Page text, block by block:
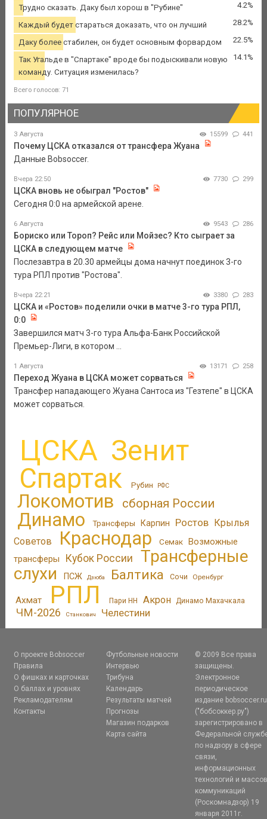
Трудно сказать. Даку был хорош в "Рубине" 4.2%
Каждый будет стараться доказать, что он лучший 28.2%
Даку более стабилен, он будет основным форвардом 22.5%
Так Угальде в "Спартаке" вроде бы подыскивали новую
команду. Ситуация изменилась?
14.1%
Всего голосов: 71
ПОПУЛЯРНОЕ
3 Августа 15599 441
Почему ЦСКА отказался от трансфера Жуана
Данные Bobsoccer.
Вчера 22:50 7730 299
ЦСКА вновь не обыграл "Ростов"
Сегодня 0:0 на армейской арене.
6 Августа 9543 286
Бориско или Тороп? Рейс или Мойзес? Кто сыграет за
ЦСКА в следующем матче
Послезавтра в 20.30 армейцы дома начнут поединок 3-го
тура РПЛ против "Ростова".
Вчера 22:21 3380 283
ЦСКА и «Ростов» поделили очки в матче 3-го тура РПЛ,
0:0
Завершился матч 3-го тура Альфа-Банк Российской
Премьер-Лиги, в котором ...
1 Августа 13171 258
Переход Жуана в ЦСКА может сорваться
Трансфер нападающего Жуана Сантоса из "Гезтепе" в ЦСКА
может сорваться.
ЦСКА Зенит
Спартак Рубин РФС
Локомотив сборная России
Динамо Трансферы Карпин Ростов Крылья
Советов
Краснодар Семак Возможные
трансферы
Кубок России
Трансферные
слухи
ПСЖ Дзюба Балтика Сочи Оренбург
Ахмат РПЛ Пари НН Акрон Динамо Махачкала
ЧМ-2026 Станкович Челестини
О проекте Bobsoccer
Правила
О фишках и карточках
О баллах и уровнях
Рекламодателям
Контакты
Футбольные новости
Интервью
Трибуна
Календарь
Результаты матчей
Прогнозы
Магазин подарков
Карта сайта
© 2009 Все права
защищены.
Электронное
периодическое
издание bobsoccer.ru
("бобсоккер.ру")
зарегистрировано в
Федеральной
по надзору в сфере
связи,
информационных
технологий и
коммуникаций
(Роскомнадзор) 19
января 2011г.